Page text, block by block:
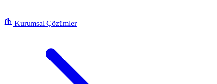
Kurumsal Çözümler